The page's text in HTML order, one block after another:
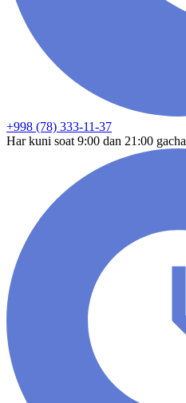
+998 (78) 333-11-37
Har kuni soat 9:00 dan 21:00 gacha